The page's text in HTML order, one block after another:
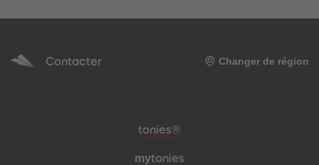
Contacter Changer de région
Pied de page de méta-navigation
tonies®
mytonies